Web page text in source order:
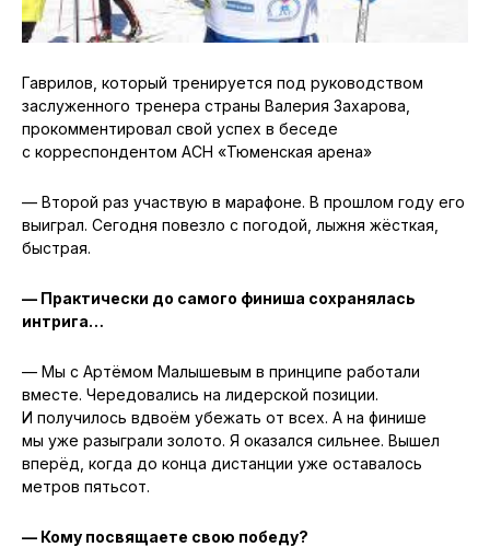
Гаврилов, который тренируется под руководством
заслуженного тренера страны Валерия Захарова,
прокомментировал свой успех в беседе
с корреспондентом АСН «Тюменская арена»
— Второй раз участвую в марафоне. В прошлом году его
выиграл. Сегодня повезло с погодой, лыжня жёсткая,
быстрая.
— Практически до самого финиша сохранялась
интрига…
— Мы с Артёмом Малышевым в принципе работали
вместе. Чередовались на лидерской позиции.
И получилось вдвоём убежать от всех. А на финише
мы уже разыграли золото. Я оказался сильнее. Вышел
вперёд, когда до конца дистанции уже оставалось
метров пятьсот.
— Кому посвящаете свою победу?